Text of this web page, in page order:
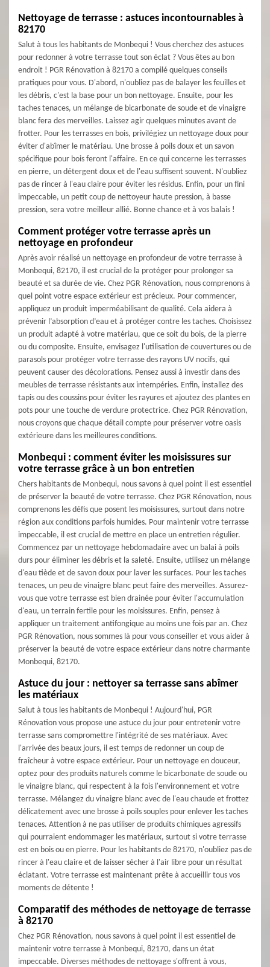
Nettoyage de terrasse : astuces incontournables à
82170
Salut à tous les habitants de Monbequi ! Vous cherchez des astuces
pour redonner à votre terrasse tout son éclat ? Vous êtes au bon
endroit ! PGR Rénovation à 82170 a compilé quelques conseils
pratiques pour vous. D'abord, n'oubliez pas de balayer les feuilles et
les débris, c'est la base pour un bon nettoyage. Ensuite, pour les
taches tenaces, un mélange de bicarbonate de soude et de vinaigre
blanc fera des merveilles. Laissez agir quelques minutes avant de
frotter. Pour les terrasses en bois, privilégiez un nettoyage doux pour
éviter d'abîmer le matériau. Une brosse à poils doux et un savon
spécifique pour bois feront l'affaire. En ce qui concerne les terrasses
en pierre, un détergent doux et de l'eau suffisent souvent. N'oubliez
pas de rincer à l'eau claire pour éviter les résidus. Enfin, pour un fini
impeccable, un petit coup de nettoyeur haute pression, à basse
pression, sera votre meilleur allié. Bonne chance et à vos balais !
Comment protéger votre terrasse après un
nettoyage en profondeur
Après avoir réalisé un nettoyage en profondeur de votre terrasse à
Monbequi, 82170, il est crucial de la protéger pour prolonger sa
beauté et sa durée de vie. Chez PGR Rénovation, nous comprenons à
quel point votre espace extérieur est précieux. Pour commencer,
appliquez un produit imperméabilisant de qualité. Cela aidera à
prévenir l’absorption d’eau et à protéger contre les taches. Choisissez
un produit adapté à votre matériau, que ce soit du bois, de la pierre
ou du composite. Ensuite, envisagez l'utilisation de couvertures ou de
parasols pour protéger votre terrasse des rayons UV nocifs, qui
peuvent causer des décolorations. Pensez aussi à investir dans des
meubles de terrasse résistants aux intempéries. Enfin, installez des
tapis ou des coussins pour éviter les rayures et ajoutez des plantes en
pots pour une touche de verdure protectrice. Chez PGR Rénovation,
nous croyons que chaque détail compte pour préserver votre oasis
extérieure dans les meilleures conditions.
Monbequi : comment éviter les moisissures sur
votre terrasse grâce à un bon entretien
Chers habitants de Monbequi, nous savons à quel point il est essentiel
de préserver la beauté de votre terrasse. Chez PGR Rénovation, nous
comprenons les défis que posent les moisissures, surtout dans notre
région aux conditions parfois humides. Pour maintenir votre terrasse
impeccable, il est crucial de mettre en place un entretien régulier.
Commencez par un nettoyage hebdomadaire avec un balai à poils
durs pour éliminer les débris et la saleté. Ensuite, utilisez un mélange
d'eau tiède et de savon doux pour laver les surfaces. Pour les taches
tenaces, un peu de vinaigre blanc peut faire des merveilles. Assurez-
vous que votre terrasse est bien drainée pour éviter l'accumulation
d'eau, un terrain fertile pour les moisissures. Enfin, pensez à
appliquer un traitement antifongique au moins une fois par an. Chez
PGR Rénovation, nous sommes là pour vous conseiller et vous aider à
préserver la beauté de votre espace extérieur dans notre charmante
Monbequi, 82170.
Astuce du jour : nettoyer sa terrasse sans abîmer
les matériaux
Salut à tous les habitants de Monbequi ! Aujourd'hui, PGR
Rénovation vous propose une astuce du jour pour entretenir votre
terrasse sans compromettre l'intégrité de ses matériaux. Avec
l'arrivée des beaux jours, il est temps de redonner un coup de
fraîcheur à votre espace extérieur. Pour un nettoyage en douceur,
optez pour des produits naturels comme le bicarbonate de soude ou
le vinaigre blanc, qui respectent à la fois l'environnement et votre
terrasse. Mélangez du vinaigre blanc avec de l'eau chaude et frottez
délicatement avec une brosse à poils souples pour enlever les taches
tenaces. Attention à ne pas utiliser de produits chimiques agressifs
qui pourraient endommager les matériaux, surtout si votre terrasse
est en bois ou en pierre. Pour les habitants de 82170, n'oubliez pas de
rincer à l'eau claire et de laisser sécher à l'air libre pour un résultat
éclatant. Votre terrasse est maintenant prête à accueillir tous vos
moments de détente !
Comparatif des méthodes de nettoyage de terrasse
à 82170
Chez PGR Rénovation, nous savons à quel point il est essentiel de
maintenir votre terrasse à Monbequi, 82170, dans un état
impeccable. Diverses méthodes de nettoyage s'offrent à vous,